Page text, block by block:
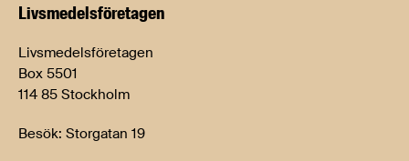
Livsmedels­företagen
Livsmedelsföretagen
Box 5501
114 85 Stockholm
Besök: Storgatan 19